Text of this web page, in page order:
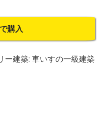
購入
ー建築: 車いすの一級建築